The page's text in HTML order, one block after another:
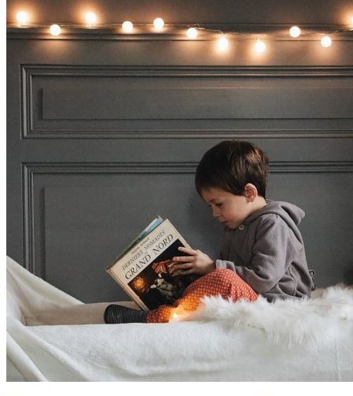
дитинство (1)
адаптація (1) wellness (1)
стосунки (1)
близькість (1) горе (1) температура (1)
канабіноїди (1)
якість відпочинку (1)
краса (1)